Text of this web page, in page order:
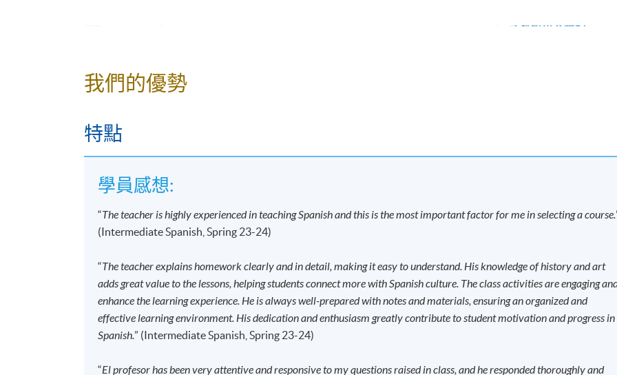
現時接受報名
報名代碼 2445-2784AW
時間
開課日期
2026年9月12日 (星期六)
時間
10:00am - 1:00pm (NO CLASS on 2 January 2027)
修業期
120小時
40講
我們的優勢
特點
學員感想:
“The teacher is highly experienced in teaching Spanish and this is the most important factor for me in selecting a course.
(Intermediate Spanish, Spring 23-24)
“The teacher explains homework clearly and in detail, making it easy to understand. His knowledge of history and art
adds great value to the lessons, helping students connect more with Spanish culture. The class activities are engaging
enhance the learning experience. He is always well-prepared with notes and materials, ensuring an organized and
effective learning environment. His dedication and enthusiasm greatly contribute to student motivation and progress in
Spanish.” (Intermediate Spanish, Spring 23-24)
“El profesor has been very attentive and responsive to my questions raised in class, and he responded thoroughly and